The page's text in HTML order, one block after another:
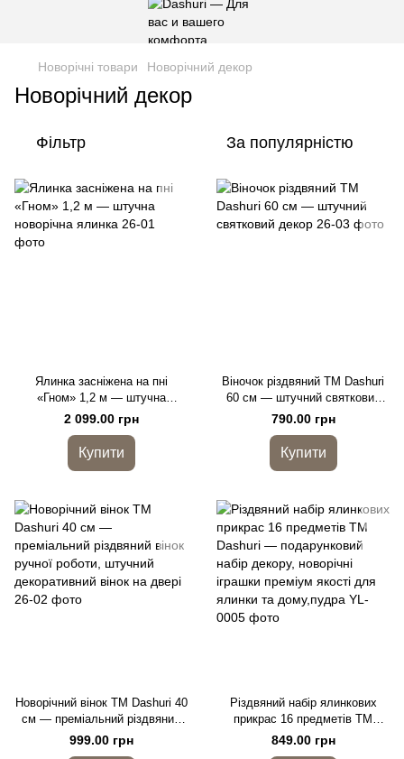
Новорічні товари Новорічний декор
Новорічний декор
Фільтр За популярністю
Ялинка засніжена на пні
«Гном» 1,2 м — штучна
новорічна ялинка
2 099.00 грн
Купити
Віночок різдвяний ТМ Dashuri
60 см — штучний святковий
декор
790.00 грн
Купити
Новорічний вінок TM Dashuri 40
см — преміальний різдвяний
вінок ручної роботи, штучний
декоративний вінок на двері
999.00 грн
Різдвяний набір ялинкових
прикрас 16 предметів TM
Dashuri — подарунковий набір
декору, новорічні іграшки
849.00 грн